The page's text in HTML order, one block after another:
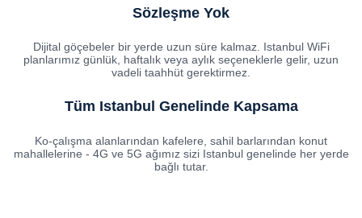
Sözleşme Yok
Dijital göçebeler bir yerde uzun süre kalmaz. Istanbul WiFi
planlarımız günlük, haftalık veya aylık seçeneklerle gelir, uzun
vadeli taahhüt gerektirmez.
Tüm Istanbul Genelinde Kapsama
Ko-çalışma alanlarından kafelere, sahil barlarından konut
mahallelerine - 4G ve 5G ağımız sizi Istanbul genelinde her yerde
bağlı tutar.